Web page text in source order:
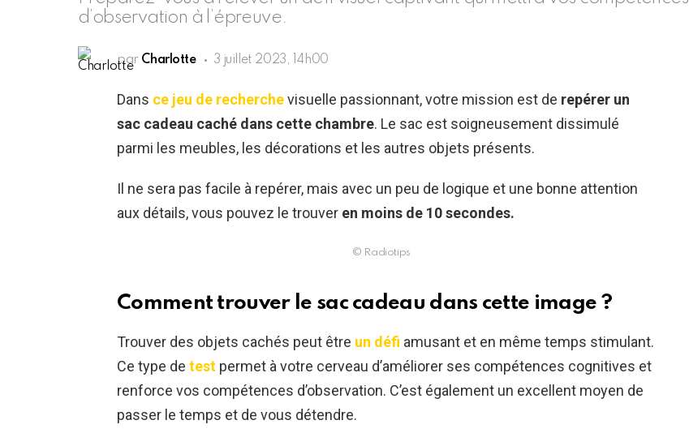
d’observation à l’épreuve.
par Charlotte 3 juillet 2023, 14h00
Dans ce jeu de recherchevisuelle passionnant, votre mission est de repérer un
sac cadeau caché dans cette chambre. Le sac est soigneusement dissimulé
parmi les meubles, les décorations et les autres objets présents.
Il ne sera pas facile à repérer, mais avec un peu de logique et une bonne attention
aux détails, vous pouvez le trouver en moins de 10 secondes.
© Radiotips
Comment trouver le sac cadeau dans cette image ?
Trouver des objets cachés peut être un défi amusant et en même temps stimulant.
Ce type de test permet à votre cerveau d’améliorer ses compétences cognitives et
renforce vos compétences d’observation. C’est également un excellent moyen de
passer le temps et de vous détendre.